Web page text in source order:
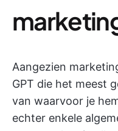
Aangezien
GPT die het meest
van waarvoor je
echter enkele